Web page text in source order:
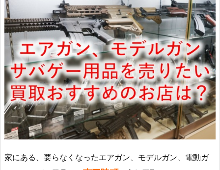
家にある、要らなくなったエアガン、モデルガン、電動ガ